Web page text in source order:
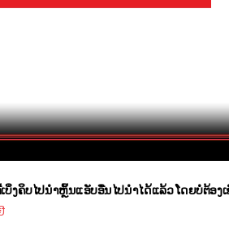
ເບິ່ງຄິບໄປນຳຫຼິ້ນແອັບອື່ນໄປນຳໄດ້ແລ້ວ ໂດຍບໍ່ຕ້ອງ